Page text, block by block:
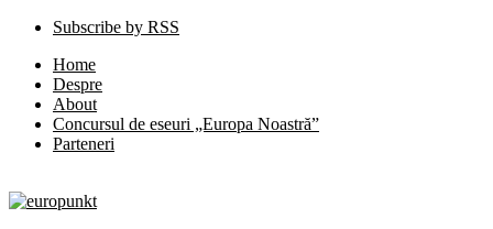
Subscribe by RSS
Home
Despre
About
Concursul de eseuri „Europa Noastră”
Parteneri